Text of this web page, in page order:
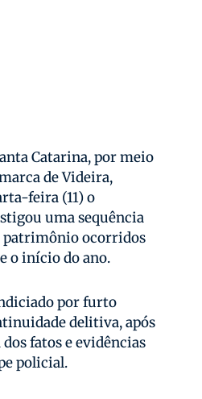
Catarina, por meio
de Videira,
feira (11) o
uma sequência
patrimônio ocorridos
o início do ano.
por furto
delitiva, após
fatos e evidências
policial.